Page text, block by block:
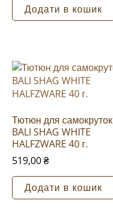
Додати в кошик
Тютюн для самокруток
BALI SHAG WHITE
HALFZWARE 40 г.
519,00₴
Додати в кошик